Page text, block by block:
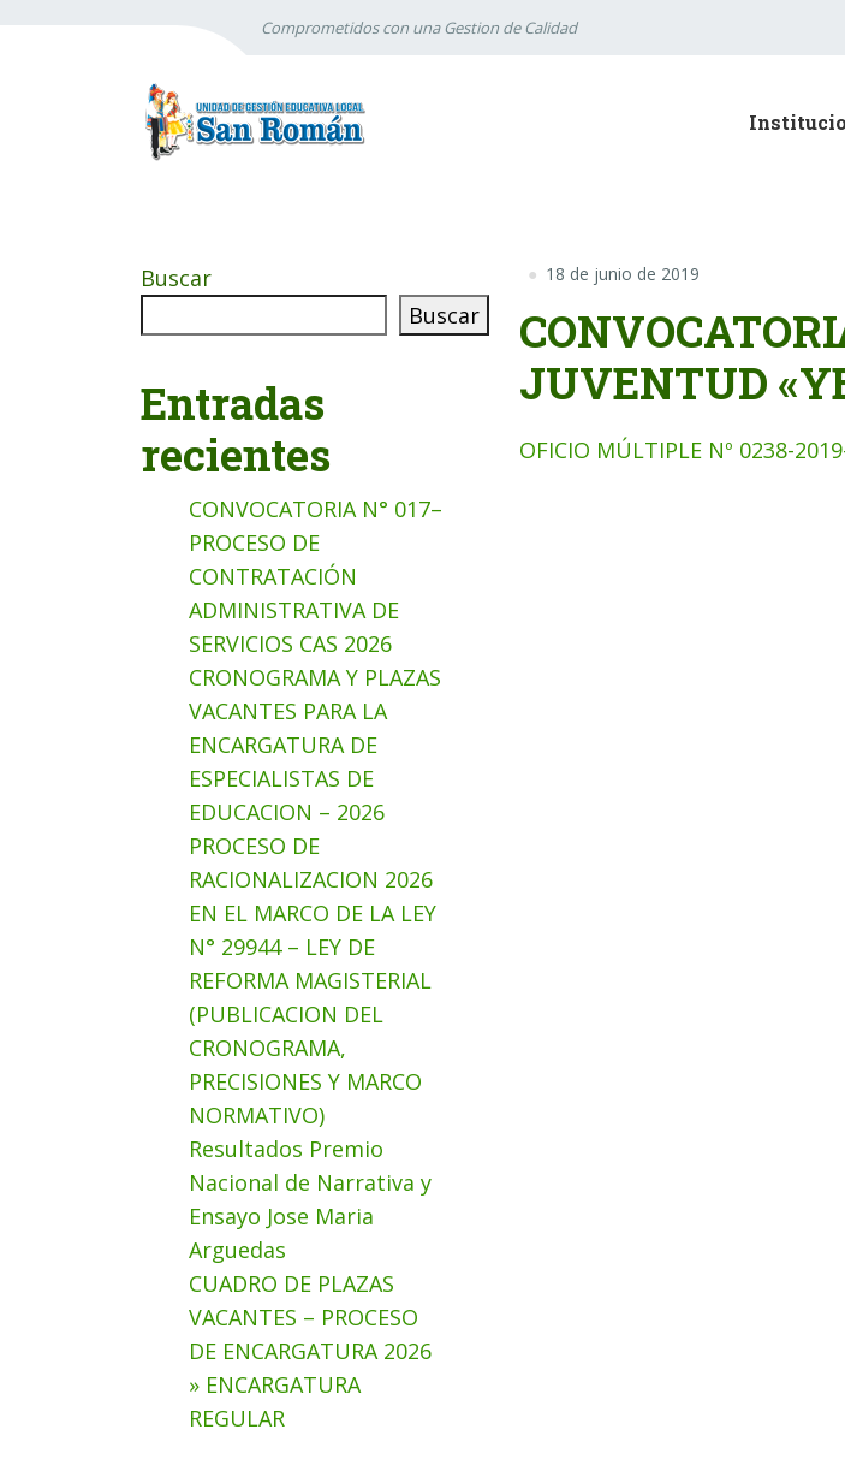
Comprometidos con una Gestion de Calidad
18 de junio de 2019
JUVENTUD
OFICIO MÚLTIPLE Nº 0238-
Buscar
Buscar
Entradas
recientes
CONVOCATORIA N° 017–
PROCESO DE
CONTRATACIÓN
ADMINISTRATIVA DE
SERVICIOS CAS 2026
CRONOGRAMA Y PLAZAS
VACANTES PARA LA
ENCARGATURA DE
ESPECIALISTAS DE
EDUCACION – 2026
PROCESO DE
RACIONALIZACION 2026
EN EL MARCO DE LA LEY
N° 29944 – LEY DE
REFORMA MAGISTERIAL
(PUBLICACION DEL
CRONOGRAMA,
PRECISIONES Y MARCO
NORMATIVO)
Resultados Premio
Nacional de Narrativa y
Ensayo Jose Maria
Arguedas
CUADRO DE PLAZAS
VACANTES – PROCESO
DE ENCARGATURA 2026
» ENCARGATURA
REGULAR